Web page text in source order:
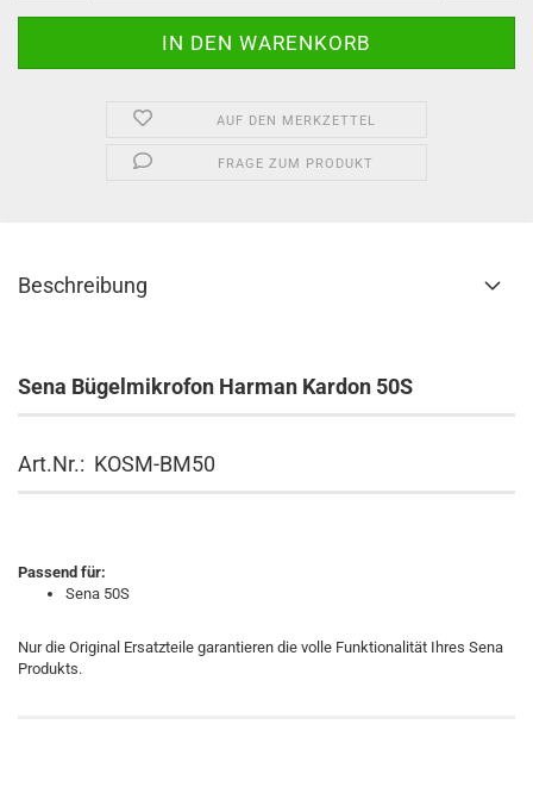
AUF DEN MERKZETTEL
FRAGE ZUM PRODUKT
Beschreibung
Sena Bügelmikrofon Harman Kardon 50S
Art.Nr.: KOSM-BM50
Passend für:
Sena 50S
Nur die Original Ersatzteile garantieren die volle Funktionalität Ihres Sena
Produkts.